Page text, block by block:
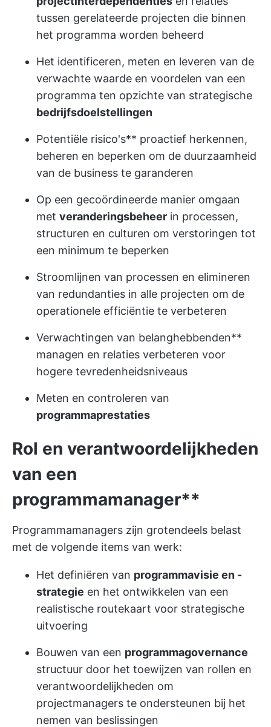
tussen gerelateerde projecten die binnen
het programma worden beheerd
Het identificeren, meten en leveren van de
verwachte waarde en voordelen van een
programma ten opzichte van strategische
bedrijfsdoelstellingen
Potentiële risico's** proactief herkennen,
beheren en beperken om de duurzaamheid
van de business te garanderen
Op een gecoördineerde manier omgaan
met veranderingsbeheer in processen,
structuren en culturen om verstoringen tot
een minimum te beperken
Stroomlijnen van processen en elimineren
van redundanties in alle projecten om de
operationele efficiëntie te verbeteren
Verwachtingen van belanghebbenden**
managen en relaties verbeteren voor
hogere tevredenheidsniveaus
Meten en controleren van
programmaprestaties
Rol en verantwoordelijkheden
van een
programmamanager**
Programmamanagers zijn grotendeels belast
met de volgende items van werk:
Het definiëren van programmavisie en -
strategie en het ontwikkelen van een
realistische routekaart voor strategische
uitvoering
Bouwen van een programmagovernance
structuur door het toewijzen van rollen en
verantwoordelijkheden om
projectmanagers te ondersteunen bij het
nemen van beslissingen